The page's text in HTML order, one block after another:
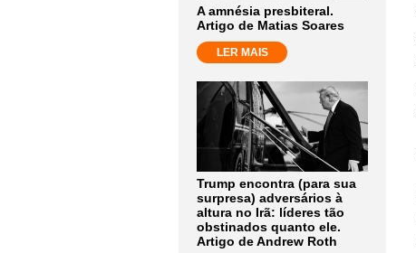
A amnésia presbiteral.
Artigo de Matias Soares
LER MAIS
Trump encontra (para sua
surpresa) adversários à
altura no Irã: líderes tão
obstinados quanto ele.
Artigo de Andrew Roth